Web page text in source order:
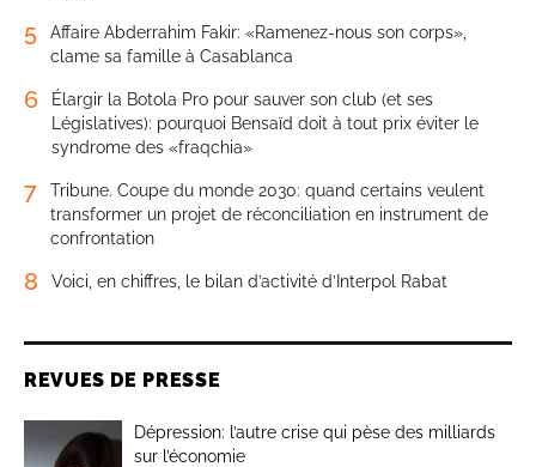
5
Affaire Abderrahim Fakir: «Ramenez-nous son corps»,
clame sa famille à Casablanca
6
Élargir la Botola Pro pour sauver son club (et ses
Législatives): pourquoi Bensaïd doit à tout prix éviter le
syndrome des «fraqchia»
7
Tribune. Coupe du monde 2030: quand certains veulent
transformer un projet de réconciliation en instrument de
confrontation
8 Voici, en chiffres, le bilan d’activité d’Interpol Rabat
REVUES DE PRESSE
Dépression: l’autre crise qui pèse des milliards
sur l’économie